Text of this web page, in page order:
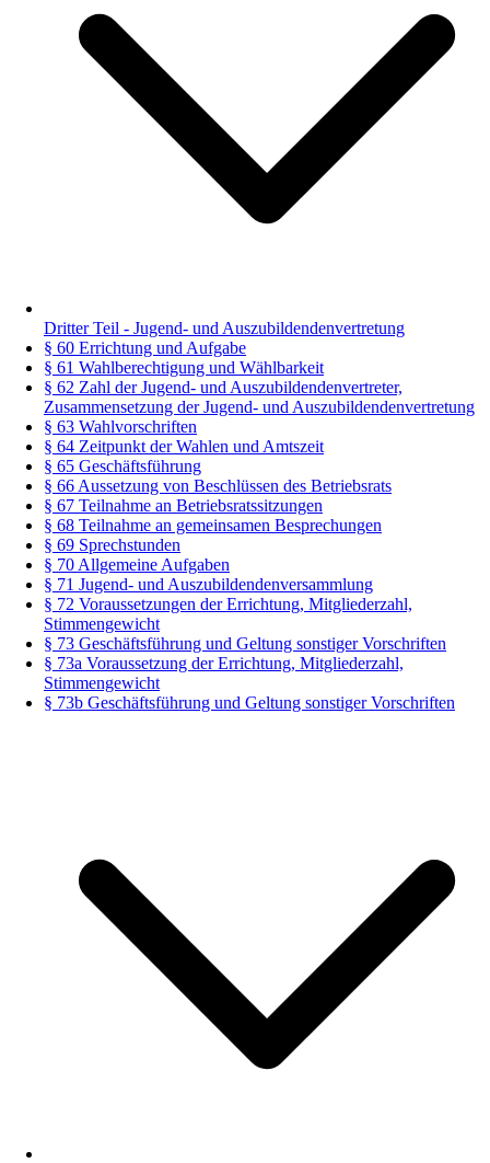
Dritter Teil - Jugend- und Auszubildendenvertretung
§ 60 Errichtung und Aufgabe
§ 61 Wahlberechtigung und Wählbarkeit
§ 62 Zahl der Jugend- und Auszubildendenvertreter,
Zusammensetzung der Jugend- und Auszubildendenvertretung
§ 63 Wahlvorschriften
§ 64 Zeitpunkt der Wahlen und Amtszeit
§ 65 Geschäftsführung
§ 66 Aussetzung von Beschlüssen des Betriebsrats
§ 67 Teilnahme an Betriebsratssitzungen
§ 68 Teilnahme an gemeinsamen Besprechungen
§ 69 Sprechstunden
§ 70 Allgemeine Aufgaben
§ 71 Jugend- und Auszubildendenversammlung
§ 72 Voraussetzungen der Errichtung, Mitgliederzahl,
Stimmengewicht
§ 73 Geschäftsführung und Geltung sonstiger Vorschriften
§ 73a Voraussetzung der Errichtung, Mitgliederzahl,
Stimmengewicht
§ 73b Geschäftsführung und Geltung sonstiger Vorschriften